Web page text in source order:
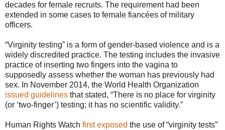
decades for female recruits. The requirement had been
extended in some cases to female fiancées of military
officers.
“Virginity testing” is a form of gender-based violence and is a
widely discredited practice. The testing includes the invasive
practice of inserting two fingers into the vagina to
supposedly assess whether the woman has previously had
sex. In November 2014, the World Health Organization
issued guidelines that stated, “There is no place for virginity
(or ‘two-finger’) testing; it has no scientific validity.”
Human Rights Watch first exposed the use of “virginity tests”